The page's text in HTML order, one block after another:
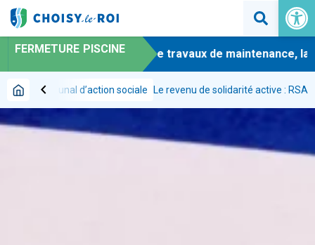
Ouvrir
FERMETURE PISCINE
-En raison de travaux de maintenance, la
chevron_left
communal d’action sociale Le revenu de solidarité active : RSA